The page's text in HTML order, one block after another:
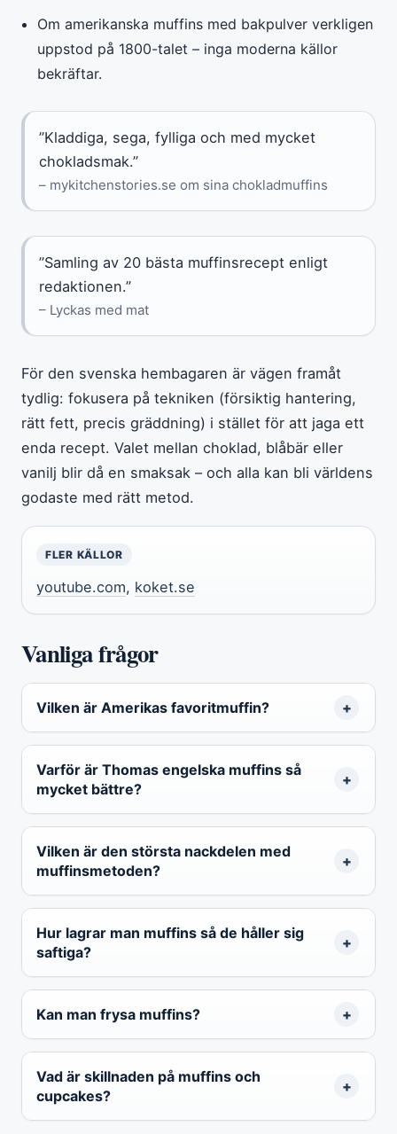
Om amerikanska muffins med bakpulver verkligen
uppstod på 1800-talet – inga moderna källor
bekräftar.
”Kladdiga, sega, fylliga och med mycket
chokladsmak.”
– mykitchenstories.se om sina chokladmuffins
”Samling av 20 bästa muffinsrecept enligt
redaktionen.”
– Lyckas med mat
För den svenska hembagaren är vägen framåt
tydlig: fokusera på tekniken (försiktig hantering,
rätt fett, precis gräddning) i stället för att jaga ett
enda recept. Valet mellan choklad, blåbär eller
vanilj blir då en smaksak – och alla kan bli världens
godaste med rätt metod.
FLER KÄLLOR
youtube.com, koket.se
Vanliga frågor
Vilken är Amerikas favoritmuffin?
Varför är Thomas engelska muffins så
mycket bättre?
Vilken är den största nackdelen med
muffinsmetoden?
Hur lagrar man muffins så de håller sig
saftiga?
Kan man frysa muffins?
Vad är skillnaden på muffins och
cupcakes?